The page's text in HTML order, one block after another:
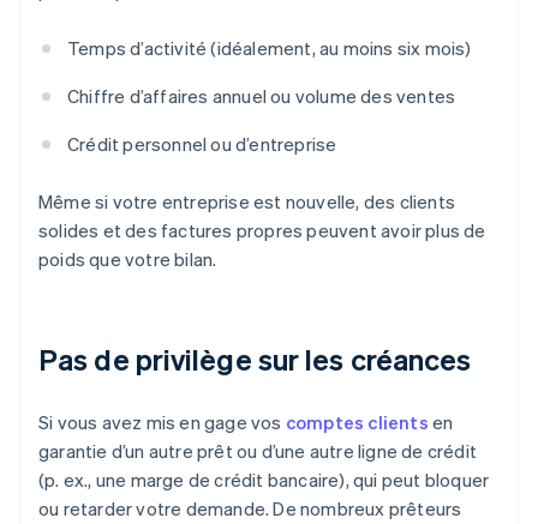
Temps d’activité (idéalement, au moins six mois)
Chiffre d’affaires annuel ou volume des ventes
Crédit personnel ou d’entreprise
Même si votre entreprise est nouvelle, des clients
solides et des factures propres peuvent avoir plus de
poids que votre bilan.
Pas de privilège sur les créances
Si vous avez mis en gage vos comptes clients en
garantie d’un autre prêt ou d’une autre ligne de crédit
(p. ex., une marge de crédit bancaire), qui peut bloquer
ou retarder votre demande. De nombreux prêteurs